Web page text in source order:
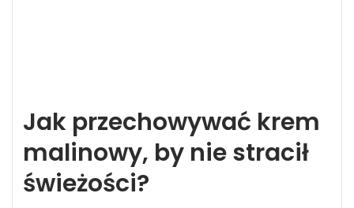
Jak przechowywać krem
malinowy, by nie stracił
świeżości?